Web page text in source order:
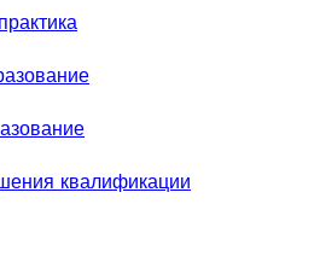
квалификации